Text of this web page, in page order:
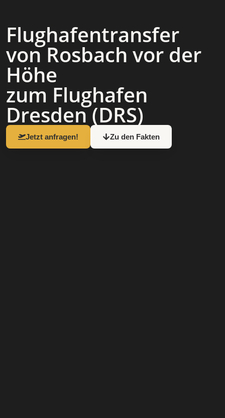
Flughafen­transfer
von Rosbach vor der
Höhe
zum Flughafen
Dresden (DRS)
Jetzt anfragen! Zu den Fakten